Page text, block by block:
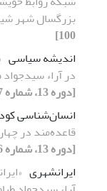
بزرگسال شهر
100]
اندیشه سیاسی
در آراء
[دوره 13، شماره 47، 1396، صفحه 105-122]
انسان‌شناسی
قاعده‌مند در
[دوره 13، شماره 46، 1396، صفحه 113-146]
ایرانشهری